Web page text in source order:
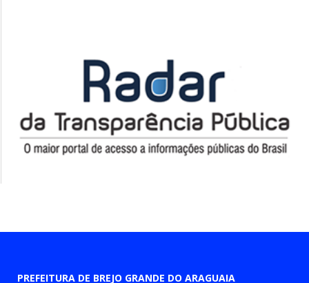
PREFEITURA DE BREJO GRANDE DO ARAGUAIA